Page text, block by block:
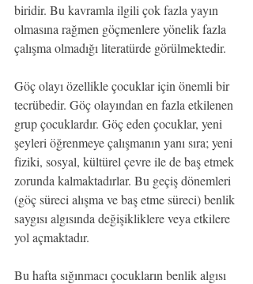
biridir. Bu kavramla ilgili çok fazla yayın
olmasına rağmen göçmenlere yönelik fazla
çalışma olmadığı literatürde görülmektedir.
Göç olayı özellikle çocuklar için önemli bir
tecrübedir. Göç olayından en fazla etkilenen
grup çocuklardır. Göç eden çocuklar, yeni
şeyleri öğrenmeye çalışmanın yanı sıra; yeni
fiziki, sosyal, kültürel çevre ile de baş etmek
zorunda kalmaktadırlar. Bu geçiş dönemleri
(göç süreci alışma ve baş etme süreci) benlik
saygısı algısında değişikliklere veya etkilere
yol açmaktadır.
Bu hafta sığınmacı çocukların benlik algısı